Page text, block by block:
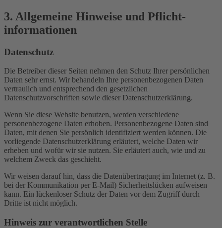
3. Allgemeine Hinweise und Pflicht­
informationen
Datenschutz
Die Betreiber dieser Seiten nehmen den Schutz Ihrer persönlichen
Daten sehr ernst. Wir behandeln Ihre personenbezogenen Daten
vertraulich und entsprechend den gesetzlichen
Datenschutzvorschriften sowie dieser Datenschutzerklärung.
Wenn Sie diese Website benutzen, werden verschiedene
personenbezogene Daten erhoben. Personenbezogene Daten sind
Daten, mit denen Sie persönlich identifiziert werden können. Die
vorliegende Datenschutzerklärung erläutert, welche Daten wir
erheben und wofür wir sie nutzen. Sie erläutert auch, wie und zu
welchem Zweck das geschieht.
Wir weisen darauf hin, dass die Datenübertragung im Internet (z. B.
bei der Kommunikation per E-Mail) Sicherheitslücken aufweisen
kann. Ein lückenloser Schutz der Daten vor dem Zugriff durch
Dritte ist nicht möglich.
Hinweis zur verantwortlichen Stelle